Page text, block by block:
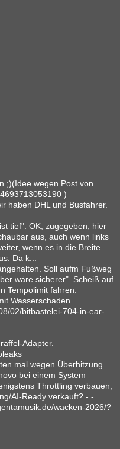
;)(Idee wegen Post von
)
haben DHL und Busfahrer.
tief". OK, zugegeben, hier
aus, auch wenn links
wenn es in die Breite
Da k...
Soll aufm Fußweg
wäre sicherer". Scheiß auf
Tempolimit fahren.
Wasserschaden
02/bitbastelei-704-in-ear-
Adapter.
mal wegen Überhitzung
bei einem System
Throttling verbauen,
AI-Ready verkauft? -.-
wacken-2026/?